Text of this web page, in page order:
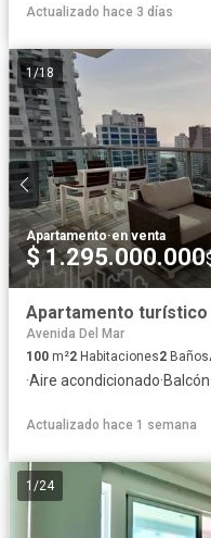
Actualizado hace 3 días
1 /18
Apartamento·en venta
$ 1.295.000.000
Apartamento turístico
Avenida Del Mar
100 m²2 Habitaciones2 Baños
·Aire acondicionado·Balcón
Actualizado hace 1 semana
1 /24